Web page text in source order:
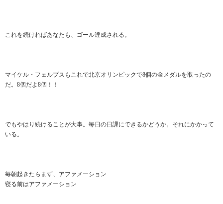
これを続ければあなたも、ゴール達成される。
マイケル・フェルプスもこれで北京オリンピックで8個の金メダルを取ったの
だ。8個だよ8個！！
でもやはり続けることが大事。毎日の日課にできるかどうか。それにかかって
いる。
毎朝起きたらまず、アファメーション
寝る前はアファメーション